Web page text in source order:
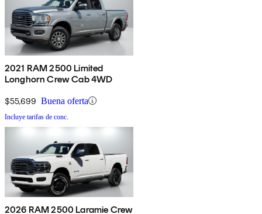
2021 RAM 2500 Limited
Longhorn Crew Cab 4WD
$55,699 Buena oferta
Incluye tarifas de conc.
2026 RAM 2500 Laramie Crew